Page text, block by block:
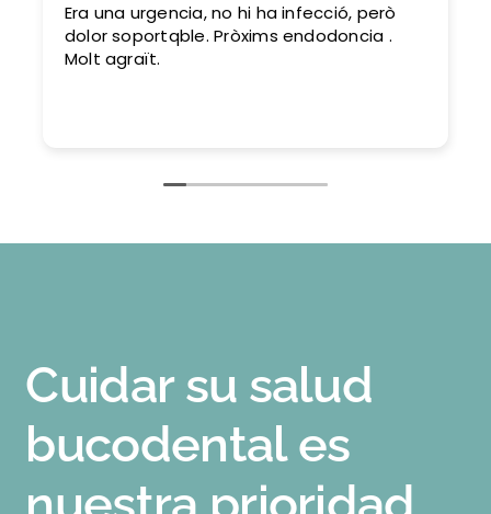
Era una urgencia, no hi ha infecció, però
dolor soportqble. Pròxims endodoncia .
Molt agraït.
Cuidar su salud
bucodental es